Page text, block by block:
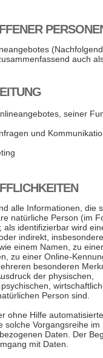
auch als
seiner
und
alle Informationen, die
natürliche Person (im
als identifizierbar wird
indirekt,
einem Namen, zu einer
zu einer Online-
besonderen
der physischen,
Person sind.
ohne Hilfe
solche Vorgangsreihe im
Daten. Der
mit Daten.